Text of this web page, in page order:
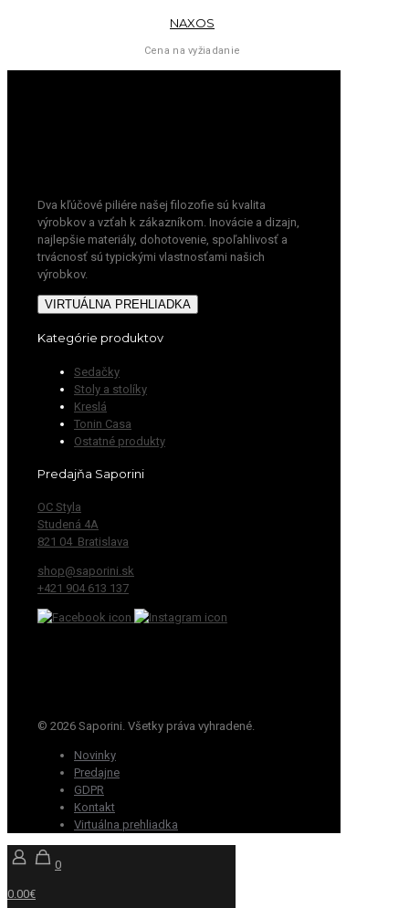
NAXOS
Cena na vyžiadanie
Dva kľúčové piliére našej filozofie sú kvalita
výrobkov a vzťah k zákazníkom. Inovácie a dizajn,
najlepšie materiály, dohotovenie, spoľahlivosť a
trvácnosť sú typickými vlastnosťami našich
výrobkov.
VIRTUÁLNA PREHLIADKA
Kategórie produktov
Sedačky
Stoly a stolíky
Kreslá
Tonin Casa
Ostatné produkty
Predajňa Saporini
OC Styla
Studená 4A
821 04 Bratislava
shop@saporini.sk
+421 904 613 137
© 2026 Saporini. Všetky práva vyhradené.
Novinky
Predajne
GDPR
Kontakt
Virtuálna prehliadka
0
0.00€